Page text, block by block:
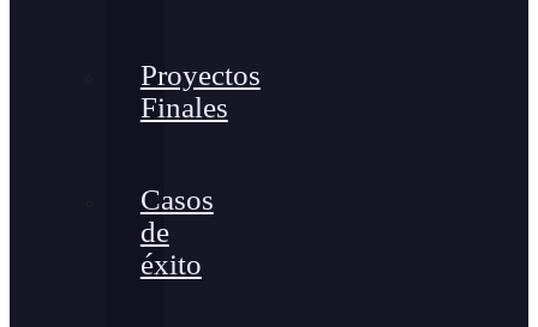
Proyectos
Finales
Casos
de
éxito